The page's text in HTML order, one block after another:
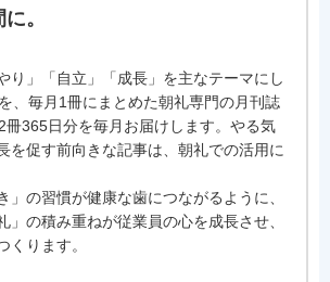
。
り」「自立」「成長」を主なテーマにし
、毎月1冊にまとめた朝礼専門の月刊誌
冊365日分を毎月お届けします。やる気
を促す前向きな記事は、朝礼での活用に
」の習慣が健康な歯につながるように、
」の積み重ねが従業員の心を成長させ、
くります。